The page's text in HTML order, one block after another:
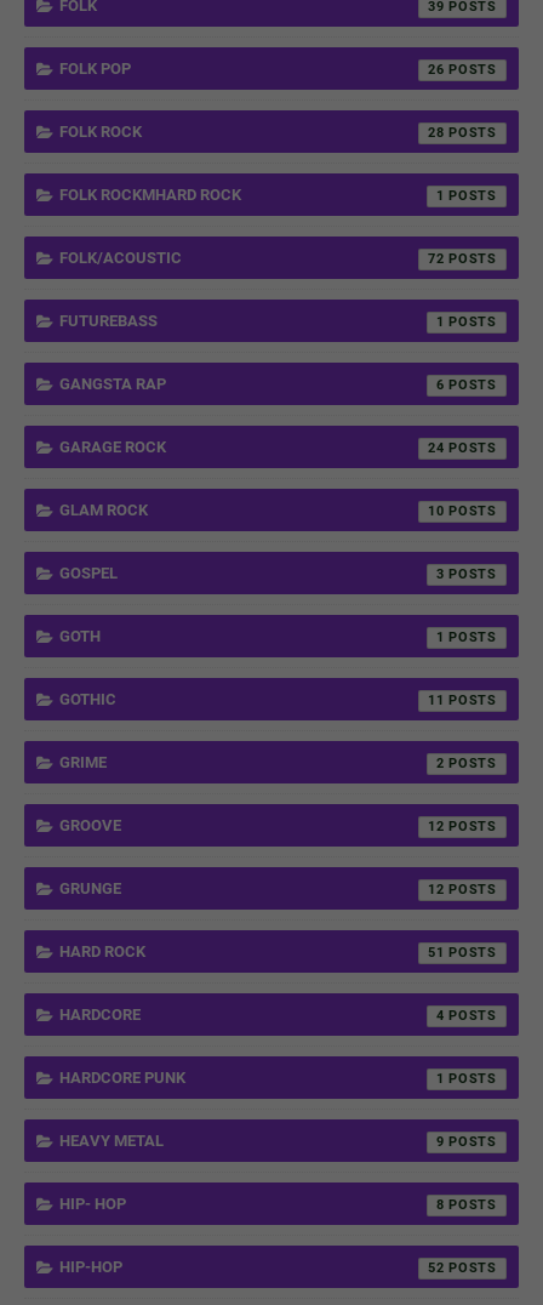
FOLK 39
FOLK POP 26
FOLK ROCK 28
FOLK ROCKMHARD ROCK 1
FOLK/ACOUSTIC 72
FUTUREBASS 1
GANGSTA RAP 6
GARAGE ROCK 24
GLAM ROCK 10
GOSPEL 3
GOTH 1
GOTHIC 11
GRIME 2
GROOVE 12
GRUNGE 12
HARD ROCK 51
HARDCORE 4
HARDCORE PUNK 1
HEAVY METAL 9
HIP- HOP 8
HIP-HOP 52